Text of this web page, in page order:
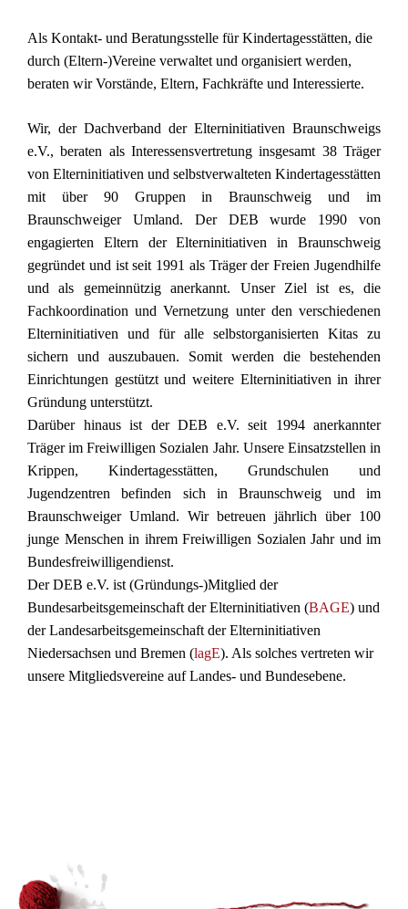
Als Kontakt- und Beratungsstelle für Kindertagesstätten, die
durch (Eltern-)Vereine verwaltet und organisiert werden,
beraten wir Vorstände, Eltern, Fachkräfte und Interessierte.
Wir, der Dachverband der Elterninitiativen Braunschweigs
e.V., beraten als Interessensvertretung insgesamt 38 Träger
von Elterninitiativen und selbstverwalteten Kindertagesstätten
mit über 90 Gruppen in Braunschweig und im
Braunschweiger Umland. Der DEB wurde 1990 von
engagierten Eltern der Elterninitiativen in Braunschweig
gegründet und ist seit 1991 als Träger der Freien Jugendhilfe
und als gemeinnützig anerkannt. Unser Ziel ist es, die
Fachkoordination und Vernetzung unter den verschiedenen
Elterninitiativen und für alle selbstorganisierten Kitas zu
sichern und auszubauen. Somit werden die bestehenden
Einrichtungen gestützt und weitere Elterninitiativen in ihrer
Gründung unterstützt.
Darüber hinaus ist der DEB e.V. seit 1994 anerkannter
Träger im Freiwilligen Sozialen Jahr. Unsere Einsatzstellen in
Krippen, Kindertagesstätten, Grundschulen und
Jugendzentren befinden sich in Braunschweig und im
Braunschweiger Umland. Wir betreuen jährlich über 100
junge Menschen in ihrem Freiwilligen Sozialen Jahr und im
Bundesfreiwilligendienst.
Der DEB e.V. ist (Gründungs-)Mitglied der
Bundesarbeitsgemeinschaft der Elterninitiativen (BAGE) und
der Landesarbeitsgemeinschaft der Elterninitiativen
Niedersachsen und Bremen (lagE). Als solches vertreten wir
unsere Mitgliedsvereine auf Landes- und Bundesebene.